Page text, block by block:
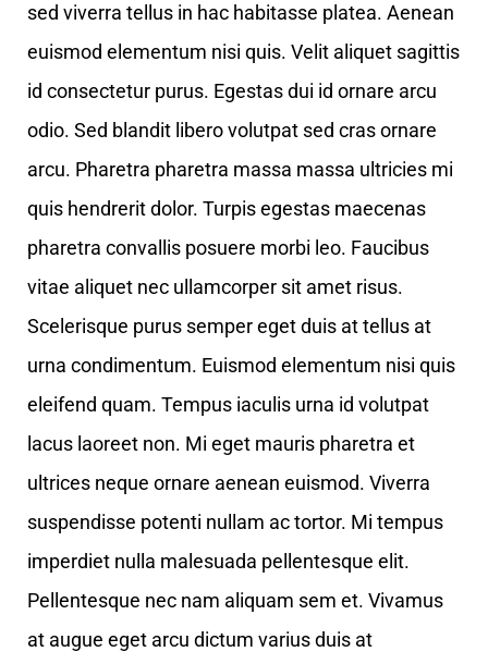
sed viverra tellus in hac habitasse platea. Aenean
euismod elementum nisi quis. Velit aliquet sagittis
id consectetur purus. Egestas dui id ornare arcu
odio. Sed blandit libero volutpat sed cras ornare
arcu. Pharetra pharetra massa massa ultricies mi
quis hendrerit dolor. Turpis egestas maecenas
pharetra convallis posuere morbi leo. Faucibus
vitae aliquet nec ullamcorper sit amet risus.
Scelerisque purus semper eget duis at tellus at
urna condimentum. Euismod elementum nisi quis
eleifend quam. Tempus iaculis urna id volutpat
lacus laoreet non. Mi eget mauris pharetra et
ultrices neque ornare aenean euismod. Viverra
suspendisse potenti nullam ac tortor. Mi tempus
imperdiet nulla malesuada pellentesque elit.
Pellentesque nec nam aliquam sem et. Vivamus
at augue eget arcu dictum varius duis at